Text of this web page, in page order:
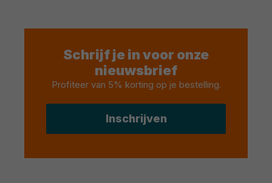
Schrijf je in voor onze
nieuwsbrief
Profiteer van 5% korting op je bestelling.
Inschrijven